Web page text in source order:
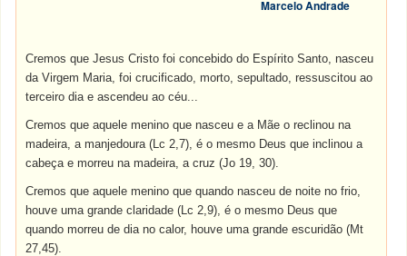
Marcelo Andrade
Cremos que Jesus Cristo foi concebido do Espírito Santo, nasceu
da Virgem Maria, foi crucificado, morto, sepultado, ressuscitou ao
terceiro dia e ascendeu ao céu...
Cremos que aquele menino que nasceu e a Mãe o reclinou na
madeira, a manjedoura (Lc 2,7), é o mesmo Deus que inclinou a
cabeça e morreu na madeira, a cruz (Jo 19, 30).
Cremos que aquele menino que quando nasceu de noite no frio,
houve uma grande claridade (Lc 2,9), é o mesmo Deus que
quando morreu de dia no calor, houve uma grande escuridão (Mt
27,45).